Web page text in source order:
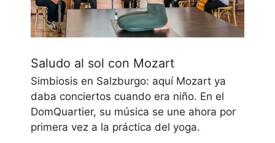
Saludo al sol con Mozart
Simbiosis en Salzburgo: aquí Mozart ya
daba conciertos cuando era niño. En el
DomQuartier, su música se une ahora por
primera vez a la práctica del yoga.